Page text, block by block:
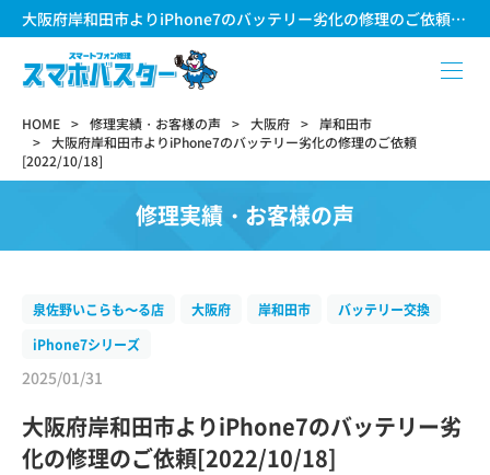
大阪府岸和田市よりiPhone7のバッテリー劣化の修理のご依頼[2022/10/18]
HOME 修理実績・お客様の声 大阪府
岸和田市
大阪府岸和田市よりiPhone7のバッテリー劣化の修理のご依頼
[2022/10/18]
修理実績・お客様の声
泉佐野いこらも〜る店 大阪府 岸和田市
バッテリー交換
iPhone7シリーズ
2025/01/31
大阪府岸和田市よりiPhone7のバッテリー劣
化の修理のご依頼[2022/10/18]